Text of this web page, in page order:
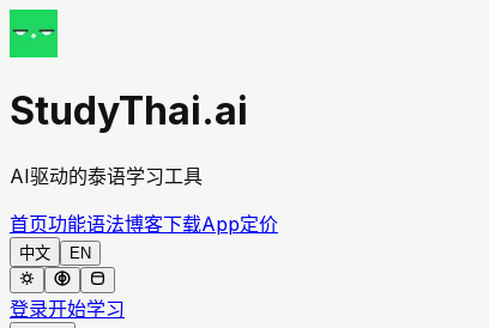
StudyThai.ai
AI驱动的泰语学习工具
首页功能语法博客下载App定价
中文 EN
登录开始学习